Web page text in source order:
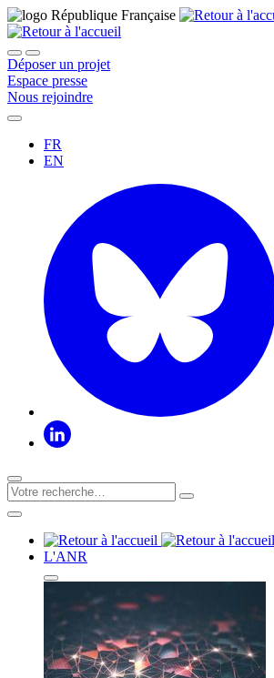
Déposer un projet
Espace presse
Nous rejoindre
FR
EN
L'ANR